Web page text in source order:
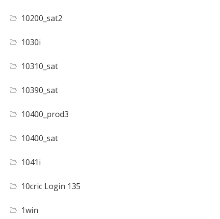
10200_sat2
1030i
10310_sat
10390_sat
10400_prod3
10400_sat
1041i
10cric Login 135
1win